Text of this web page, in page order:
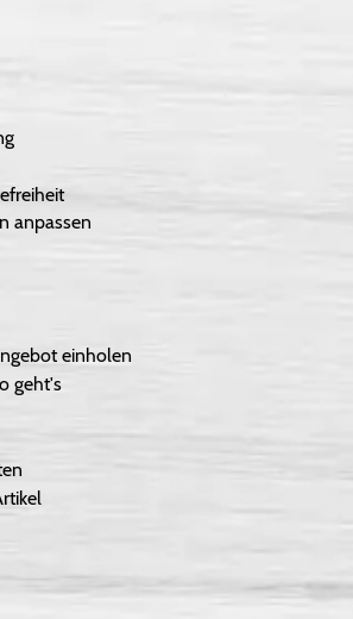
anpassen
einholen
geht's